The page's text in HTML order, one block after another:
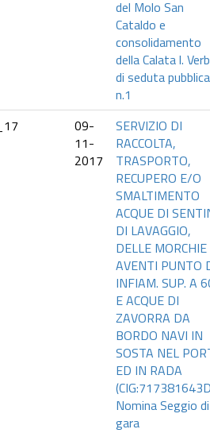
del Molo San
Cataldo e
consolidamento
della Calata l.
di seduta pubblica
n.1
09-
11-
2017
SERVIZIO DI
RACCOLTA,
TRASPORTO,
RECUPERO E/O
SMALTIMENTO
ACQUE DI
DI LAVAGGIO,
DELLE MORCHIE
AVENTI PUNTO
INFIAM. SUP. A
E ACQUE DI
ZAVORRA DA
BORDO NAVI IN
SOSTA NEL
ED IN RADA
Nomina Seggio di
gara